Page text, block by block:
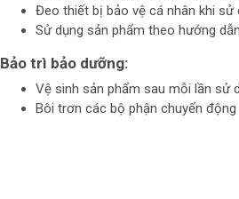
Đeo thiết bị bảo vệ cá nhân khi sử
Sử dụng sản phẩm theo hướng
Bảo trì bảo dưỡng:
Vệ sinh sản phẩm sau mỗi lần sử
Bôi trơn các bộ phận chuyển